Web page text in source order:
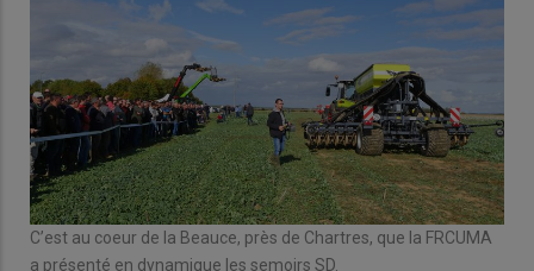
C’est au coeur de la Beauce, près de Chartres, que la FRCUMA
a présenté en dynamique les semoirs SD.